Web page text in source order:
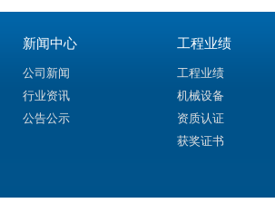
新闻中心
公司新闻
行业资讯
公告公示
工程业绩
工程业绩
机械设备
资质认证
获奖证书